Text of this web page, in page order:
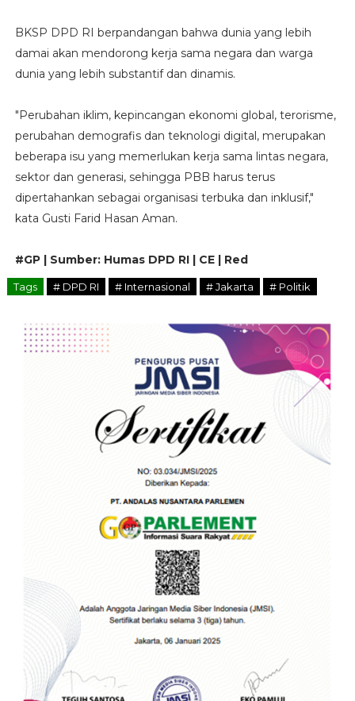
BKSP DPD RI berpandangan bahwa dunia yang lebih
damai akan mendorong kerja sama negara dan warga
dunia yang lebih substantif dan dinamis.
"Perubahan iklim, kepincangan ekonomi global, terorisme,
perubahan demografis dan teknologi digital, merupakan
beberapa isu yang memerlukan kerja sama lintas negara,
sektor dan generasi, sehingga PBB harus terus
dipertahankan sebagai organisasi terbuka dan inklusif,"
kata Gusti Farid Hasan Aman.
#GP | Sumber: Humas DPD RI | CE | Red
Tags # DPD RI # Internasional # Jakarta # Politik